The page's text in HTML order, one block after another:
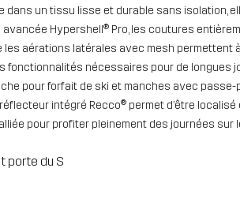
dans un tissu lisse et durable sans isolation,
avancée Hypershell® Pro, les coutures
les aérations latérales avec mesh permettent
fonctionnalités nécessaires pour de longues
pour forfait de ski et manches avec
intégré Recco® permet d’être
pour profiter pleinement des journées sur
porte du S